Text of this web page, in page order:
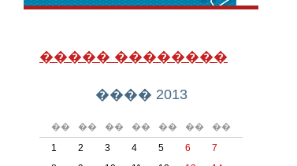
����� ��������
���� 2013
�� �� �� �� �� ��
��
1
2 3 4 5 6
7